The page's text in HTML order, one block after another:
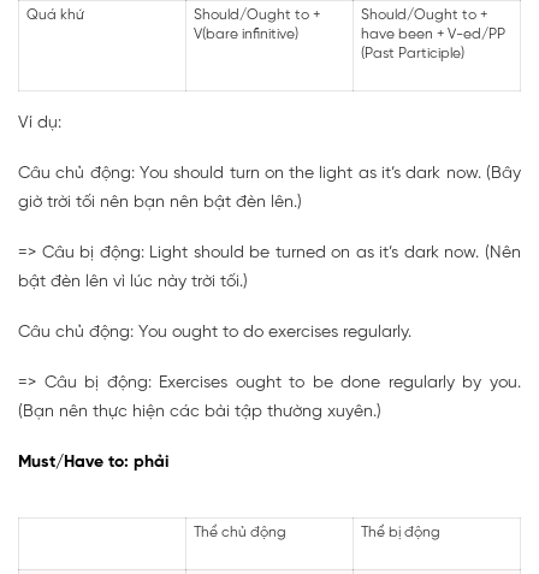
Quá khứ
Should/Ought to +
V(bare infinitive)
Should/Ought to +
have been + V-ed/PP
(Past Participle)
Ví dụ:
Câu chủ động: You should turn on the light as it’s dark now. (Bây
giờ trời tối nên bạn nên bật đèn lên.)
=> Câu bị động: Light should be turned on as it’s dark now. (Nên
bật đèn lên vì lúc này trời tối.)
Câu chủ động: You ought to do exercises regularly.
=> Câu bị động: Exercises ought to be done regularly by you.
(Bạn nên thực hiện các bài tập thường xuyên.)
Must/Have to: phải
Thể chủ động Thể bị động